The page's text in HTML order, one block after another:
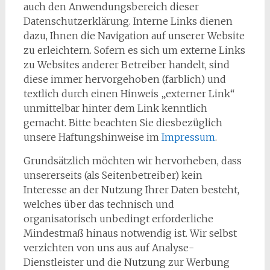
auch den Anwendungsbereich dieser
Datenschutzerklärung. Interne Links dienen
dazu, Ihnen die Navigation auf unserer Website
zu erleichtern. Sofern es sich um externe Links
zu Websites anderer Betreiber handelt, sind
diese immer hervorgehoben (farblich) und
textlich durch einen Hinweis „externer Link“
unmittelbar hinter dem Link kenntlich
gemacht. Bitte beachten Sie diesbezüglich
unsere Haftungshinweise im Impressum.
Grundsätzlich möchten wir hervorheben, dass
unsererseits (als Seitenbetreiber) kein
Interesse an der Nutzung Ihrer Daten besteht,
welches über das technisch und
organisatorisch unbedingt erforderliche
Mindestmaß hinaus notwendig ist. Wir selbst
verzichten von uns aus auf Analyse-
Dienstleister und die Nutzung zur Werbung